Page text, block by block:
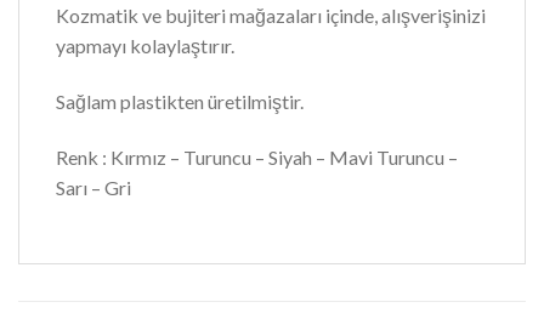
Kozmatik ve bujiteri mağazaları içinde, alışverişinizi
yapmayı kolaylaştırır.
Sağlam plastikten üretilmiştir.
Renk : Kırmız – Turuncu – Siyah – Mavi Turuncu –
Sarı – Gri